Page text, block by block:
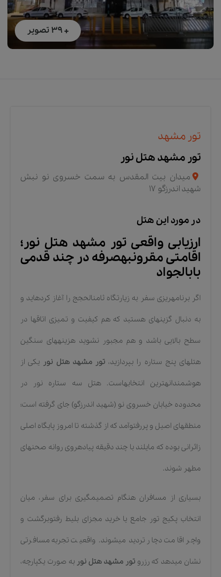
+ 39 تصویر
تور مشهد
تور مشهد هتل نور
میدان بیت المقدس به سمت خسروی نو نبش
شهید اندرزگو ۱۷
در مورد این هتل
ارزیابی واقعی تور مشهد هتل نور؛
اقامتی مقرونبهصرفه در چند قدمی
بابالجواد
اگر برنامهریزی سفر به زیارتگاه ثامنالحجج را آغاز کردهاید و
به دنبال گزینهای هستید که هم کیفیت و تمیزی اتاقها در
سطح بالایی باشد و هم مجبور نشوید هزینههای سنگین
هتلهای پنج ستاره را بپردازید، تور مشهد هتل نور یکی از
هوشمندانهترین انتخابهاست. هتل سه ستاره نور در
محدوده خیابان خسروی نو (شهید اندرزگو) جای گرفته است؛
منطقهای اصیل و پررفتوآمد که از گذشته تا امروز پایگاه اصلی
زائرانی بوده که مایلند با چند دقیقه پیادهروی روانه صحنهای
مطهر شوند.
بسیاری از مسافران هنگام تصمیمگیری برای سفر، میان
انتخاب پکیج تور جامع یا خرید مجزای بلیط رفتوبرگشت و
واچر اقامت دچار تردید میشوند. واقعیت تجربه مسافرتی
نشان میدهد که رزروتور مشهد هتل نور به صورت یکپارچه،